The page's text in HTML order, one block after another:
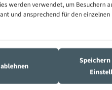
4/6
4/5
werden verwendet, um Besuchern
und ansprechend für den einzelnen